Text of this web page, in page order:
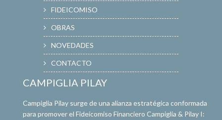
FIDEICOMISO
OBRAS
NOVEDADES
CONTACTO
CAMPIGLIA PILAY
Campiglia Pilay surge de una alianza estratégica conformada
para promover el Fideicomiso Financiero Campiglia & Pilay I: